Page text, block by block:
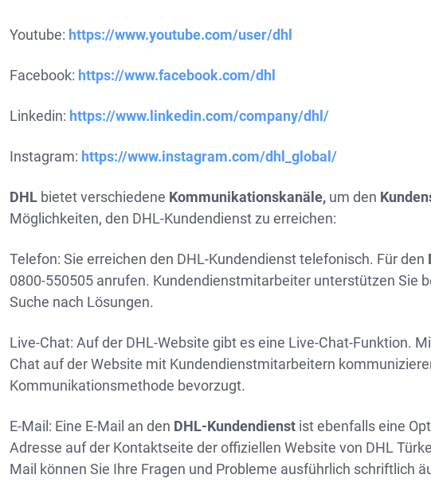
Youtube: https://www.youtube.com/user/dhl
Facebook: https://www.facebook.com/dhl
Linkedin: https://www.linkedin.com/company/dhl/
Instagram: https://www.instagram.com/dhl_global/
DHLbietet verschiedene Kommunikationskanäle,um den
Möglichkeiten, den DHL-Kundendienst zu erreichen:
Telefon: Sie erreichen den DHL-Kundendienst telefonisch. Für den
0800-550505 anrufen. Kundendienstmitarbeiter unterstützen Sie
Suche nach Lösungen.
Live-Chat: Auf der DHL-Website gibt es eine Live-Chat-Funktion.
Chat auf der Website mit Kundendienstmitarbeitern
Kommunikationsmethode bevorzugt.
E-Mail: Eine E-Mail an den DHL-Kundendienstist ebenfalls eine
Adresse auf der Kontaktseite der offiziellen Website von DHL
Mail können Sie Ihre Fragen und Probleme ausführlich schriftlich